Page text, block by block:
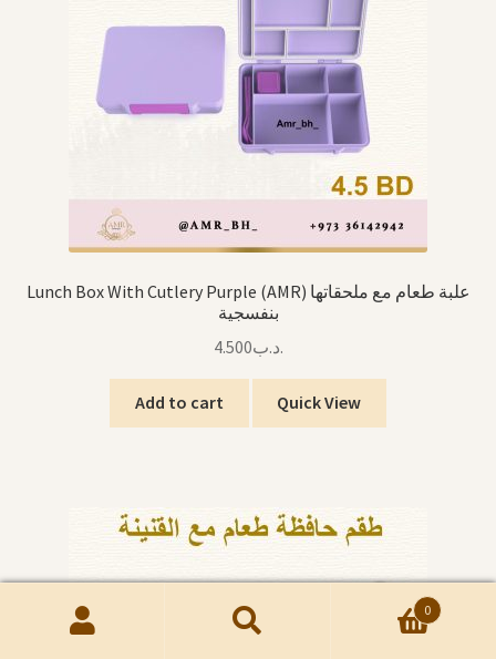
Lunch Box With Cutlery Purple (AMR) علبة طعام مع ملحقاتها
بنفسجية
.د.ب4.500
Add to cart Quick View
0